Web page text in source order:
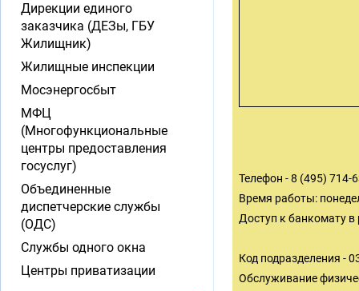
Телефон - 8 (495) 714-
Время работы:
Доступ к банкомату
Код подразделения -
Обслуживание
Дирекции единого
заказчика (ДЕЗы, ГБУ
Жилищник)
Жилищные инспекции
Мосэнергосбыт
МФЦ
(Многофункциональные
центры предоставления
госуслуг)
Объединенные
диспетчерские службы
(ОДС)
Службы одного окна
Центры приватизации